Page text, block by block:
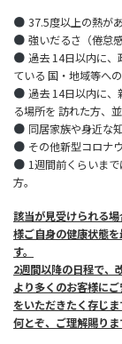
37.5度以上の熱があ
強いだるさ（倦怠
過去 14日以内に
ている 国・地域等へ
過去 14日以内に
る場所を 訪れた方、
同居家族や身近な
その他新型コロナ
1週間前くらいま
方。
該当が見受けられる
様ご自身の健康状態
す。
2週間以降の日程で、
より多くのお客様に
をいただきたく存じま
何とぞ、ご理解賜りま